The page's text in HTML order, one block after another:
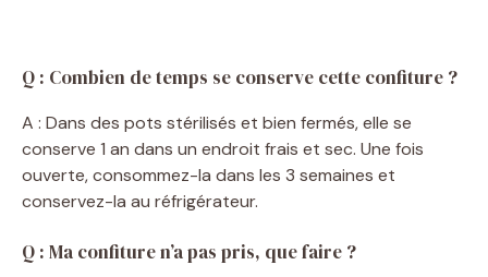
Q : Combien de temps se conserve cette confiture ?
A : Dans des pots stérilisés et bien fermés, elle se
conserve 1 an dans un endroit frais et sec. Une fois
ouverte, consommez-la dans les 3 semaines et
conservez-la au réfrigérateur.
Q : Ma confiture n’a pas pris, que faire ?